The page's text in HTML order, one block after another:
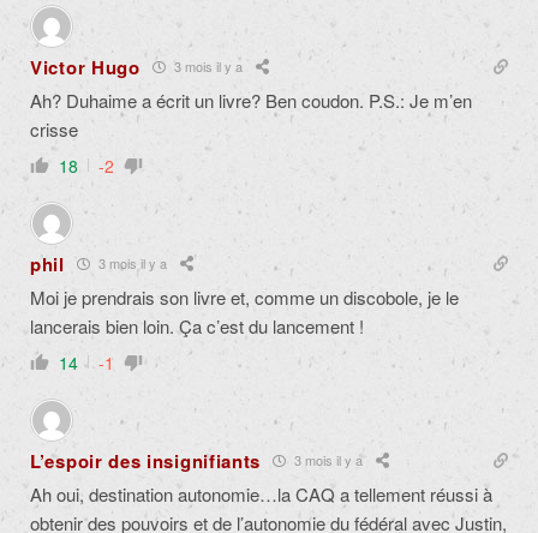
Victor Hugo 3 mois il y a
Ah? Duhaime a écrit un livre? Ben coudon. P.S.: Je m’en
crisse
18 -2
phil 3 mois il y a
Moi je prendrais son livre et, comme un discobole, je le
lancerais bien loin. Ça c’est du lancement !
14 -1
L’espoir des insignifiants 3 mois il y a
Ah oui, destination autonomie…la CAQ a tellement réussi à
obtenir des pouvoirs et de l’autonomie du fédéral avec Justin,